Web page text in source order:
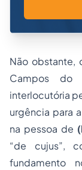
Não obstante,
Campos do
interlocutória
urgência para
na pessoa de
“de cujus”,
fundamento